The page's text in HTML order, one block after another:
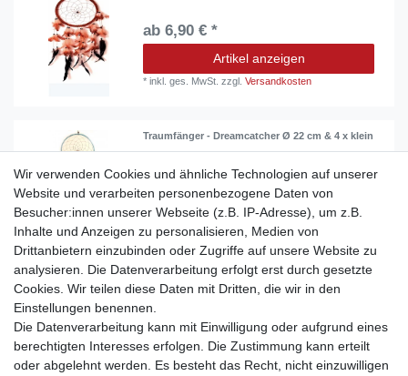
ab 6,90 € *
Artikel anzeigen
*inkl. ges. MwSt. zzgl.Versandkosten
Traumfänger - Dreamcatcher Ø 22 cm & 4 x klein
ab 9,90 € *
Artikel anzeigen
1 2
Wir verwenden Cookies und ähnliche Technologien auf unserer
Website und verarbeiten personenbezogene Daten von
Besucher:innen unserer Webseite (z.B. IP-Adresse), um z.B.
Inhalte und Anzeigen zu personalisieren, Medien von
Drittanbietern einzubinden oder Zugriffe auf unsere Website zu
analysieren. Die Datenverarbeitung erfolgt erst durch gesetzte
Cookies. Wir teilen diese Daten mit Dritten, die wir in den
Einstellungen benennen.
Die Datenverarbeitung kann mit Einwilligung oder aufgrund eines
berechtigten Interesses erfolgen. Die Zustimmung kann erteilt
oder abgelehnt werden. Es besteht das Recht, nicht einzuwilligen